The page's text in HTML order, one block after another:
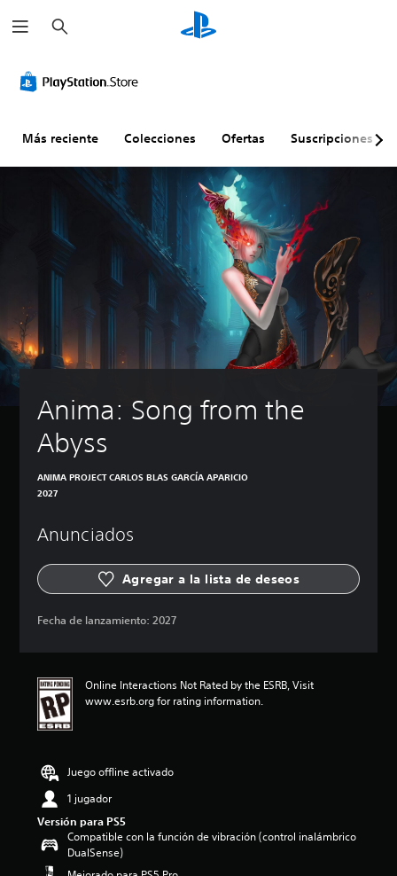
u
s
r
Más reciente Colecciones Ofertas Suscripciones
Anima: Song from the
Abyss
ANIMA PROJECT CARLOS BLAS GARCÍA APARICIO
2027
Anunciados
Agregar a la lista de deseos
Fecha de lanzamiento: 2027
Online Interactions Not Rated by the ESRB, Visit
www.esrb.org for rating information.
Juego offline activado
1 jugador
Versión para PS5
Compatible con la función de vibración (control inalámbrico
DualSense)